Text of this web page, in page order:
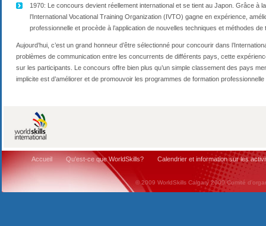
1970: Le concours devient réellement international et se tient au Japon. Grâce à
l’International Vocational Training Organization (IVTO) gagne en expérience,
professionnelle et procède à l’application de nouvelles techniques et méthodes
Aujourd’hui, c’est un grand honneur d’être sélectionné pour concourir dans
problèmes de communication entre les concurrents de différents pays, cette
sur les participants. Le concours offre bien plus qu’un simple classement des pays
implicite est d’améliorer et de promouvoir les programmes de formation
Accueil Qu'est-ce que WorldSkills? Calendrier et information sur les
© 2009 WorldSkills Calgary 2009 Comité